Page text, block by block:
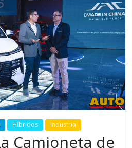
Híbridos Industria
Camioneta de